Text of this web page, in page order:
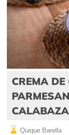
CREMA
CALABAZA
Quique Barella